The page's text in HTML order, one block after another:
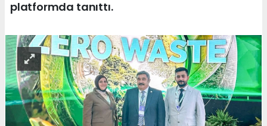
platformda tanıttı.